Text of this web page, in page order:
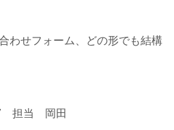
わせフォーム、どの形でも結構
担当 岡田